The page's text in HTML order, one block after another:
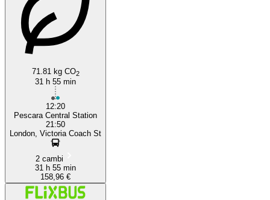
71.81 kg CO2
31 h 55 min
12:20
Pescara Central Station
21:50
London, Victoria Coach St
2 cambi
31 h 55 min
158,96 €